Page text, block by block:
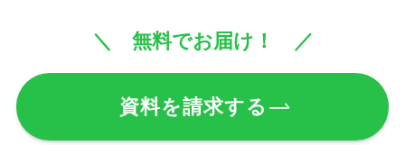
＼ 無料でお届け！ ／
資料を請求する